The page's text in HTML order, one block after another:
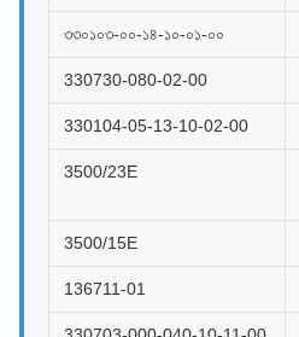
৩৩০১০৩-০০-১৪-১০-০১-০০
330730-080-02-00
330104-05-13-10-02-00
3500/23E
3500/15E
136711-01